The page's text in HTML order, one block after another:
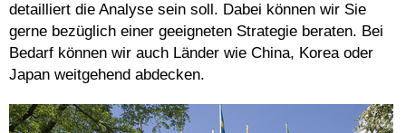
detailliert die Analyse sein soll. Dabei können wir Sie
gerne bezüglich einer geeigneten Strategie beraten. Bei
Bedarf können wir auch Länder wie China, Korea oder
Japan weitgehend abdecken.